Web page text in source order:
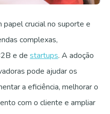
crucial no suporte e
complexas,
e de startups. A adoção
pode ajudar os
a eficiência, melhorar o
com o cliente e ampliar